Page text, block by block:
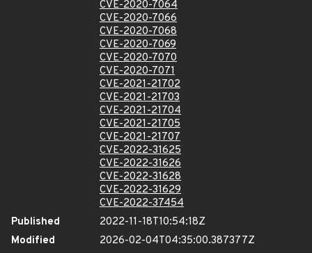
CVE-2020-7064
CVE-2020-7066
CVE-2020-7068
CVE-2020-7069
CVE-2020-7070
CVE-2020-7071
CVE-2021-21702
CVE-2021-21703
CVE-2021-21704
CVE-2021-21705
CVE-2021-21707
CVE-2022-31625
CVE-2022-31626
CVE-2022-31628
CVE-2022-31629
CVE-2022-37454
Published
2022-11-18T10:54:18Z
Modified
2026-02-04T04:35:00.387377Z